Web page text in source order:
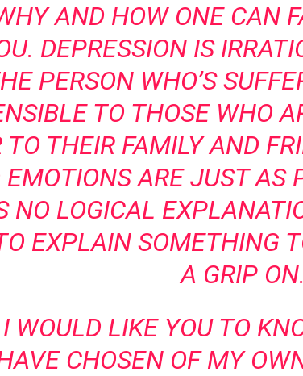
AND HOW ONE CAN
DEPRESSION IS
PERSON WHO’S
TO THOSE WHO
THEIR FAMILY AND
EMOTIONS ARE JUST AS
NO LOGICAL
EXPLAIN SOMETHING
A GRIP ON.
WOULD LIKE YOU TO
CHOSEN OF MY